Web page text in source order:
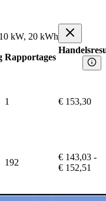
kW, 20 kWh
Rapportages
1 € 153,30
192
€ 143,03 -
€ 152,51